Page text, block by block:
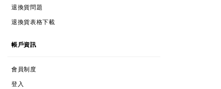
退換貨問題
RETURNS & EXCHANGES FORM
退換貨表格下載
帳戶資訊
會員制度
LOG IN
登入
FORGOT PASSWORD